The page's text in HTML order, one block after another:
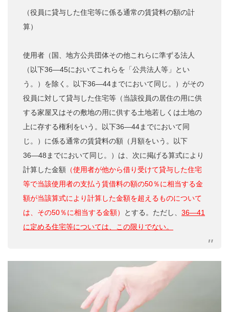
（役員に貸与した住宅等に係る通常の賃貸料の額の計
算）
使用者（国、地方公共団体その他これらに準ずる法人
（以下36―45においてこれらを「公共法人等」とい
う。）を除く。以下36―44までにおいて同じ。）がその
役員に対して貸与した住宅等（当該役員の居住の用に供
する家屋又はその敷地の用に供する土地若しくは土地の
上に存する権利をいう。以下36―44までにおいて同
じ。）に係る通常の賃貸料の額（月額をいう。以下
36―48までにおいて同じ。）は、次に掲げる算式により
計算した金額 （使用者が他から借り受けて貸与した住宅
等で当該使用者の支払う賃借料の額の50％に相当する金
額が当該算式により計算した金額を超えるものについて
は、その50％に相当する金額）
とする。ただし、 36―41
に定める住宅等については、この限りでない。